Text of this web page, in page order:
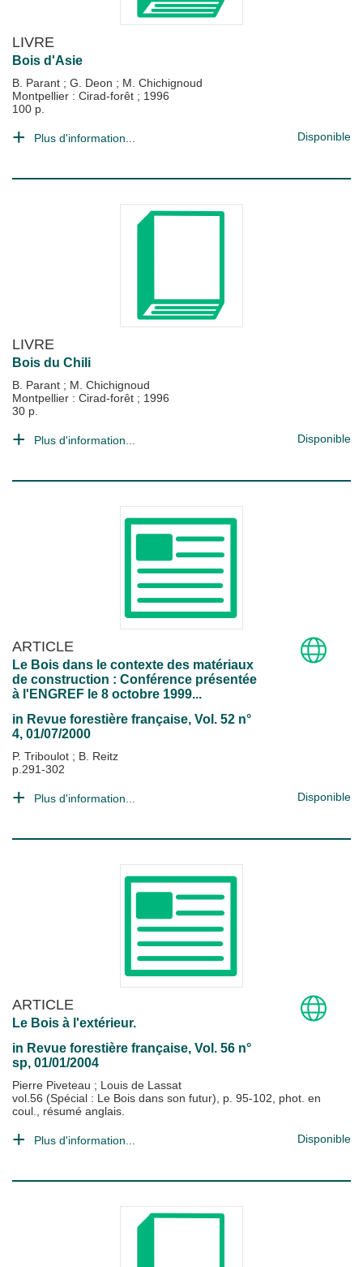
LIVRE
Bois d'Asie
B. Parant ; G. Deon ; M. Chichignoud
Montpellier : Cirad-forêt ; 1996
100 p.
Plus d'information... Disponible
LIVRE
Bois du Chili
B. Parant ; M. Chichignoud
Montpellier : Cirad-forêt ; 1996
30 p.
Plus d'information... Disponible
ARTICLE
Le Bois dans le contexte des matériaux
de construction : Conférence présentée
à l'ENGREF le 8 octobre 1999...
in Revue forestière française, Vol. 52 n°
4, 01/07/2000
P. Triboulot ; B. Reitz
p.291-302
Plus d'information... Disponible
ARTICLE
Le Bois à l'extérieur.
in Revue forestière française, Vol. 56 n°
sp, 01/01/2004
Pierre Piveteau ; Louis de Lassat
vol.56 (Spécial : Le Bois dans son futur), p. 95-102, phot. en
coul., résumé anglais.
Plus d'information... Disponible